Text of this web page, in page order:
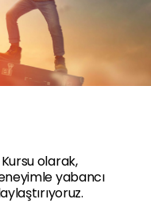
olarak,
yabancı